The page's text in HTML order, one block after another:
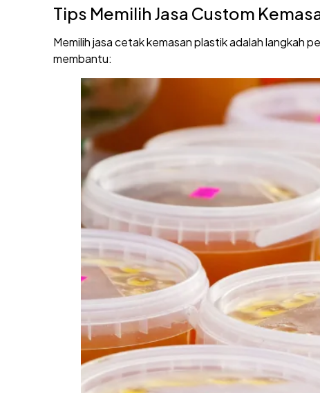
Tips Memilih Jasa Custom
Memilih jasa cetak kemasan plastik adalah langkah
membantu: